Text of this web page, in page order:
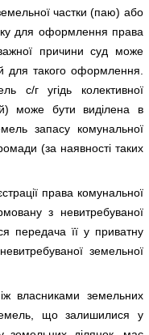
частки (паю) або
для оформлення права
причини суд може
для такого оформлення.
с/г угідь колективної
може бути виділена в
запасу комунальної
(за наявності таких
права комунальної
з невитребуваної
передача її у приватну
земельної
власниками земельних
що залишилися у